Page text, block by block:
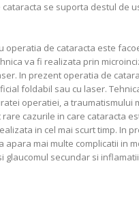
se suporta destul de
operatia de cataracta este
va fi realizata prin
In prezent operatia de
foldabil sau cu laser.
operatiei, a traumatismului
cazurile in care cataracta
in cel mai scurt timp. In
mai multe complicatii in
glaucomul secundar si